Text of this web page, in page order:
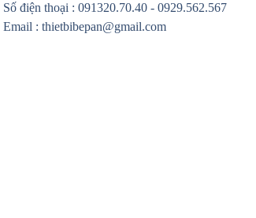
Số điện thoại : 091320.70.40 - 0929.562.567
Email : thietbibepan@gmail.com